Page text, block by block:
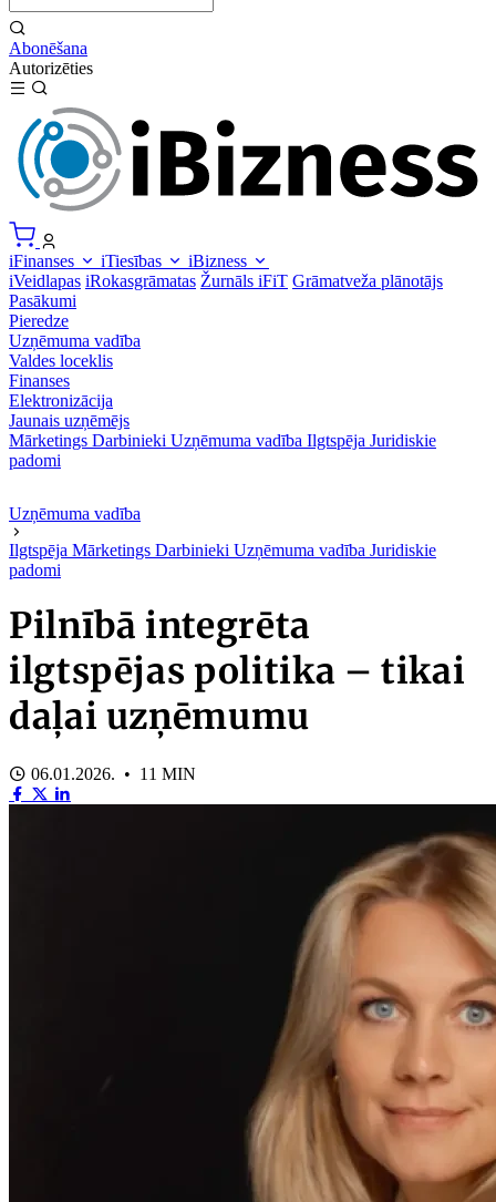
Abonēšana
Autorizēties
iFinanses iTiesības
iBizness
iVeidlapas iRokasgrāmatas Žurnāls iFiT Grāmatveža plānotājs
Pasākumi
Pieredze
Uzņēmuma vadība
Valdes loceklis
Finanses
Elektronizācija
Jaunais uzņēmējs
Mārketings Darbinieki Uzņēmuma vadība Ilgtspēja Juridiskie
padomi
Uzņēmuma vadība
Ilgtspēja Mārketings Darbinieki Uzņēmuma vadība Juridiskie
padomi
Pilnībā integrēta
ilgtspējas politika – tikai
daļai uzņēmumu
06.01.2026. • 11 MIN